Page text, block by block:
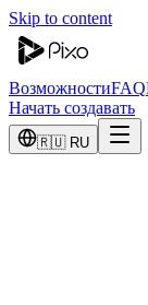
Skip to content
ВозможностиFAQ
Начать создавать
🇷🇺 RU